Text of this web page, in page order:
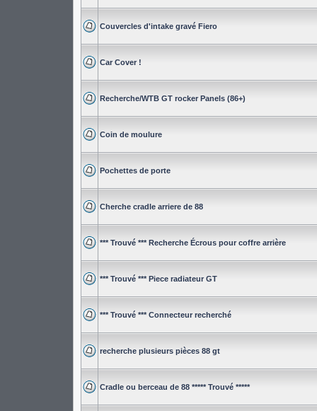
Couvercles d'intake gravé Fiero
Car Cover !
Recherche/WTB GT rocker Panels (86+)
Coin de moulure
Pochettes de porte
Cherche cradle arriere de 88
*** Trouvé *** Recherche Écrous pour coffre arrière
*** Trouvé *** Piece radiateur GT
*** Trouvé *** Connecteur recherché
recherche plusieurs pièces 88 gt
Cradle ou berceau de 88 ***** Trouvé *****